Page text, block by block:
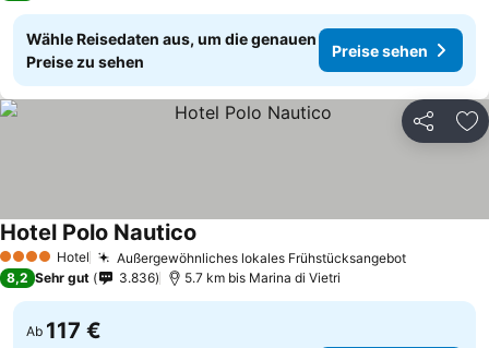
Wähle Reisedaten aus, um die genauen
Preise zu sehen
Preise sehen
Teilen
4 Sterne Hotel Außergewöhnliches lokales Frühstücksangebot
Hotel Polo Nautico
8,2 Sehr gut 3.836 5.7 km bis Marina di Vietri
Ab 117 €